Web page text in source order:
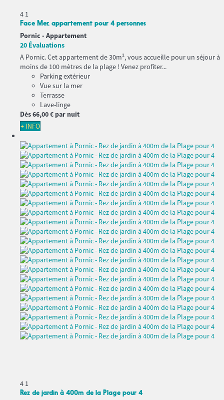
4 1
Face Mer, appartement pour 4 personnes
Pornic - Appartement
20 Évaluations
A Pornic. Cet appartement de 30m², vous accueille pour un séjour à
moins de 100 mètres de la plage ! Venez profiter...
Parking extérieur
Vue sur la mer
Terrasse
Lave-linge
Dès66,00 € par nuit
+ INFO
4 1
Rez de jardin à 400m de la Plage pour 4